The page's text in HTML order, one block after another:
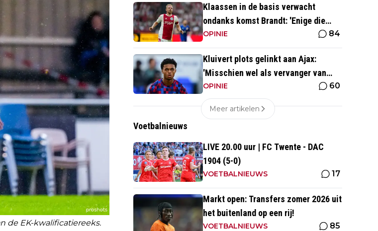
de EK-kwalificatiereeks.
Klaassen in de basis verwacht
ondanks komst Brandt: 'Enige die
daar goed kan spelen'
OPINIE 84
Kluivert plots gelinkt aan Ajax:
'Misschien wel als vervanger van
Mika Godts'
OPINIE 60
Meer artikelen
Voetbalnieuws
LIVE 20.00 uur | FC Twente - DAC
1904 (5-0)
VOETBALNIEUWS 17
Markt open: Transfers zomer 2026 uit
het buitenland op een rij!
VOETBALNIEUWS 85